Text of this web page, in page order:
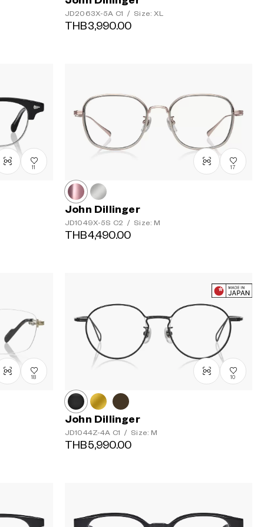
JD2063X-5A C1 / Size: XL
THB3,990.00
11 17
John Dillinger
JD1049X-5S C2 / Size: M
THB4,490.00
18 10
John Dillinger
JD1044Z-4A C1 / Size: M
THB5,990.00